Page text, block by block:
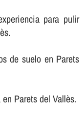
para pulir
de suelo en Parets
Parets del Vallès.